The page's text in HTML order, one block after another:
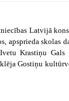
Latvijā
apsprieda
Krastiņu
Gostiņu